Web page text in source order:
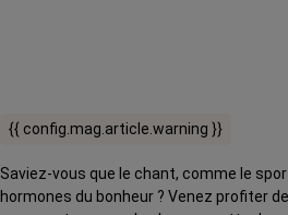
{{ config.mag.article.warning }}
Saviez-vous que le chant, comme le
hormones du bonheur ? Venez profiter